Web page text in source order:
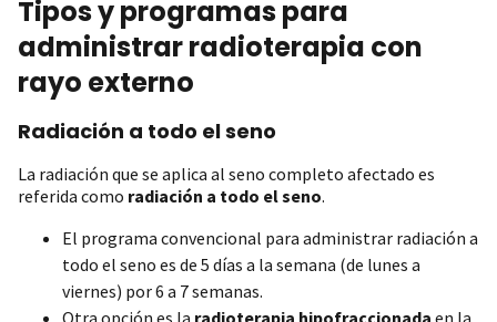
Tipos y programas para
administrar radioterapia con
rayo externo
Radiación a todo el seno
La radiación que se aplica al seno completo afectado es
referida como radiación a todo el seno.
El programa convencional para administrar radiación a
todo el seno es de 5 días a la semana (de lunes a
viernes) por 6 a 7 semanas.
Otra opción es la radioterapia hipofraccionada en la